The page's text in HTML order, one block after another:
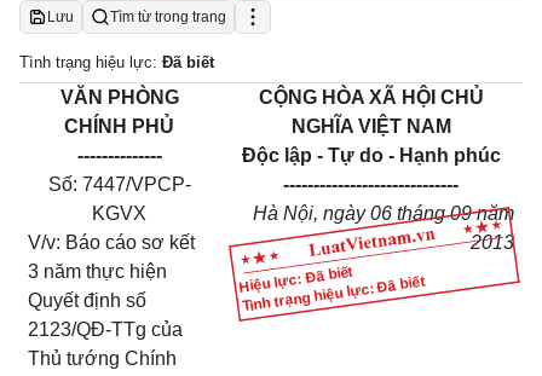
Lưu Tìm từ trong trang
Tình trạng hiệu lực: Đã biết
Hiệu lực: Đã biết
Tình trạng hiệu lực: Đã biết
VĂN PHÒNG
CHÍNH PHỦ
--------------
Số: 7447/VPCP-
KGVX
V/v: Báo cáo sơ kết
3 năm thực hiện
Quyết định số
2123/QĐ-TTg của
Thủ tướng Chính
CỘNG HÒA XÃ HỘI CHỦ
NGHĨA VIỆT NAM
Độc lập - Tự do - Hạnh phúc
-----------------------------
Hà Nội, ngày 06 tháng 09 năm
2013